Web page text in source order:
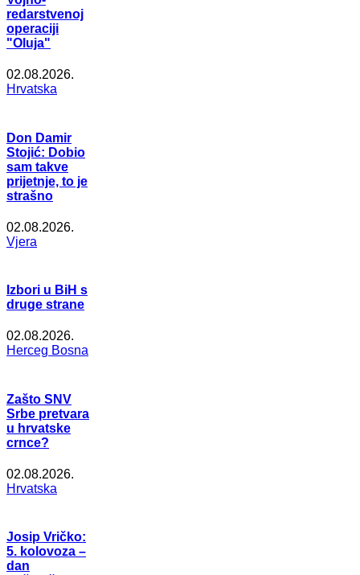
redarstvenoj
operaciji
"Oluja"
02.08.2026.
Hrvatska
Don Damir
Stojić: Dobio
sam takve
prijetnje, to je
strašno
02.08.2026.
Vjera
Izbori u BiH s
druge strane
02.08.2026.
Herceg Bosna
Zašto SNV
Srbe pretvara
u hrvatske
crnce?
02.08.2026.
Hrvatska
Josip Vričko:
5. kolovoza –
dan